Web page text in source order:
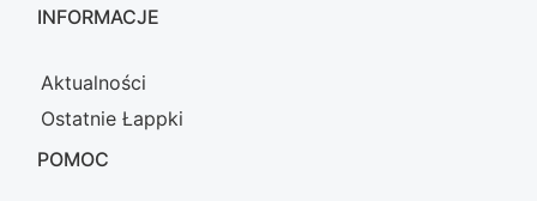
INFORMACJE
Aktualności
Ostatnie Łappki
POMOC